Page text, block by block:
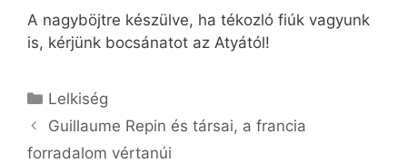
A nagyböjtre készülve, ha tékozló fiúk vagyunk
is, kérjünk bocsánatot az Atyától!
Kategória
Lelkiség
Guillaume Repin és társai, a francia
forradalom vértanúi